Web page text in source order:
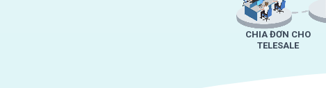
CHIA ĐƠN CHO
TELESALE